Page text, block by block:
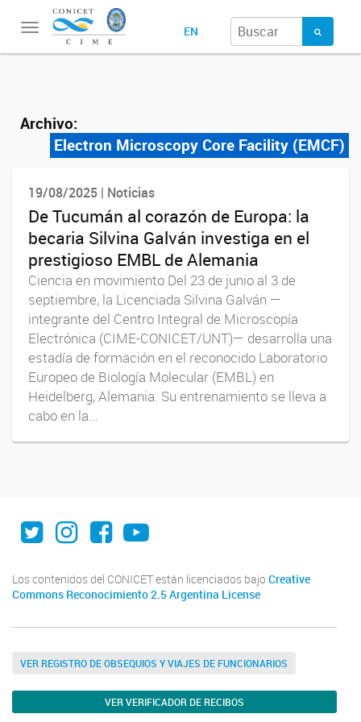
Toggle
navigation
EN
Archivo:
Electron Microscopy Core Facility (EMCF)
19/08/2025 | Noticias
De Tucumán al corazón de Europa: la
becaria Silvina Galván investiga en el
prestigioso EMBL de Alemania
Ciencia en movimiento Del 23 de junio al 3 de
septiembre, la Licenciada Silvina Galván —
integrante del Centro Integral de Microscopía
Electrónica (CIME-CONICET/UNT)— desarrolla una
estadía de formación en el reconocido Laboratorio
Europeo de Biología Molecular (EMBL) en
Heidelberg, Alemania. Su entrenamiento se lleva a
cabo en la...
Twitter
Instagram
Facebook
Youtube
Los contenidos del CONICET están licenciados bajo Creative
Commons Reconocimiento 2.5 Argentina License
VER REGISTRO DE OBSEQUIOS Y VIAJES DE FUNCIONARIOS
VER VERIFICADOR DE RECIBOS